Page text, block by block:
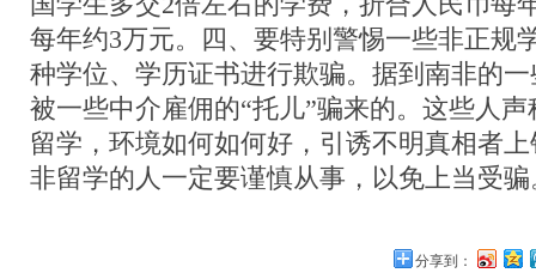
每年约3万元。四、要特别警惕一些非正规
种学位、学历证书进行欺骗。据到南非的
被一些中介雇佣的“托儿”骗来的。这些人
留学，环境如何如何好，引诱不明真相者
非留学的人一定要谨慎从事，以免上当受骗
分享到：